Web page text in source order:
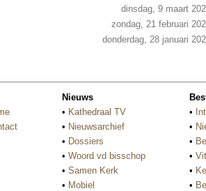
dinsdag, 9 maart
zondag, 21 februari
donderdag, 28 januari
Nieuws
• Kathedraal TV
• Nieuwsarchief
• Dossiers
• Woord vd bisschop
• Samen Kerk
• Mobiel
•
•
•
•
•
•